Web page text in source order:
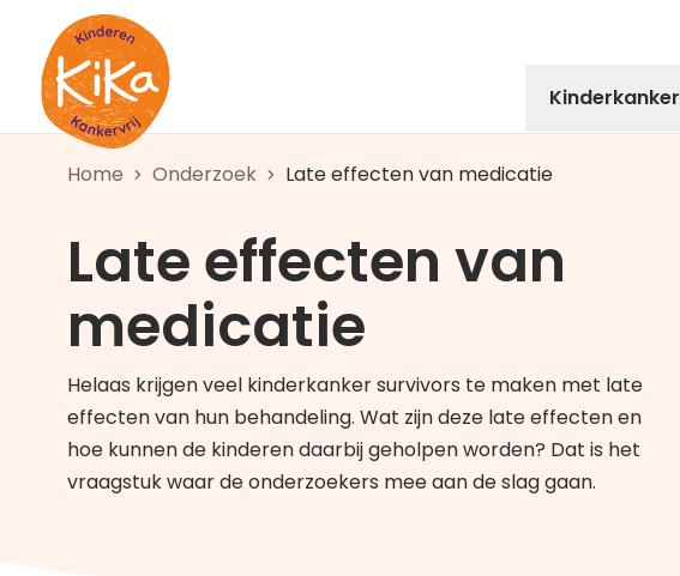
Ga naar de homepagina
Kinderkanker
Home Onderzoek Late effecten van medicatie
Late effecten van
medicatie
Helaas krijgen veel kinderkanker survivors te maken met late
effecten van hun behandeling. Wat zijn deze late effecten en
hoe kunnen de kinderen daarbij geholpen worden? Dat is het
vraagstuk waar de onderzoekers mee aan de slag gaan.